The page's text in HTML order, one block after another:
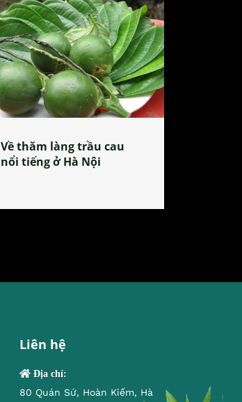
Về thăm làng trầu cau
nổi tiếng ở Hà Nội
Liên hệ
Địa chỉ:
80 Quán Sứ, Hoàn Kiếm, Hà